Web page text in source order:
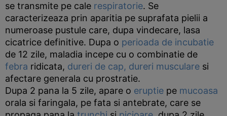
se transmite pe cale respiratorie. Se
caracterizeaza prin aparitia pe suprafata pielii a
numeroase pustule care, dupa vindecare, lasa
cicatrice definitive. Dupa o perioada de incubatie
de 12 zile, maladia incepe cu o combinatie de
febra ridicata, dureri de cap, dureri musculare si
afectare generala cu prostratie.
Dupa 2 pana la 5 zile, apare o eruptie pe mucoasa
orala si faringala, pe fata si antebrate, care se